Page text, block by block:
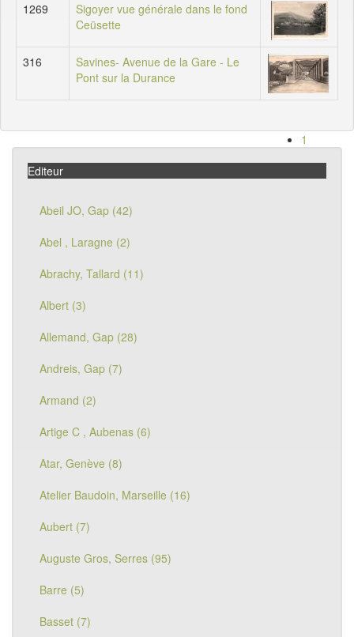
1269
Sigoyer vue générale dans le fond
Ceüsette
316
Savines- Avenue de la Gare - Le
Pont sur la Durance
1
Editeur
Abeil JO, Gap (42)
Abel , Laragne (2)
Abrachy, Tallard (11)
Albert (3)
Allemand, Gap (28)
Andreis, Gap (7)
Armand (2)
Artige C , Aubenas (6)
Atar, Genève (8)
Atelier Baudoin, Marseille (16)
Aubert (7)
Auguste Gros, Serres (95)
Barre (5)
Basset (7)